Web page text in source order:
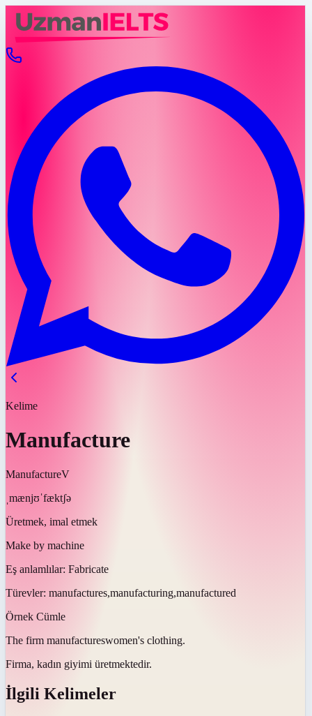
Kelime
Manufacture
ManufactureV
ˌmænjʊˈfæktʃə
Üretmek, imal etmek
Make by machine
Eş anlamlılar: Fabricate
Türevler: manufactures,manufacturing,manufactured
Örnek Cümle
The firm manufactureswomen's clothing.
Firma, kadın giyimi üretmektedir.
İlgili Kelimeler